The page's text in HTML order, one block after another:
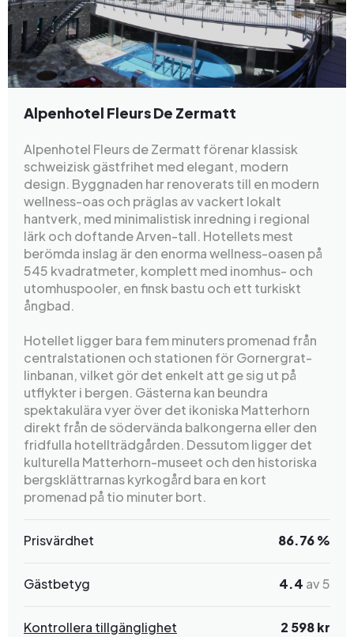
Alpenhotel Fleurs De Zermatt
Alpenhotel Fleurs de Zermatt förenar klassisk
schweizisk gästfrihet med elegant, modern
design. Byggnaden har renoverats till en modern
wellness-oas och präglas av vackert lokalt
hantverk, med minimalistisk inredning i regional
lärk och doftande Arven-tall. Hotellets mest
berömda inslag är den enorma wellness-oasen på
545 kvadratmeter, komplett med inomhus- och
utomhuspooler, en finsk bastu och ett turkiskt
ångbad.
Hotellet ligger bara fem minuters promenad från
centralstationen och stationen för Gornergrat-
linbanan, vilket gör det enkelt att ge sig ut på
utflykter i bergen. Gästerna kan beundra
spektakulära vyer över det ikoniska Matterhorn
direkt från de södervända balkongerna eller den
fridfulla hotellträdgården. Dessutom ligger det
kulturella Matterhorn-museet och den historiska
bergsklättrarnas kyrkogård bara en kort
promenad på tio minuter bort.
Prisvärdhet 86.76 %
Gästbetyg 4.4 av 5
Kontrollera tillgänglighet 2 598 kr